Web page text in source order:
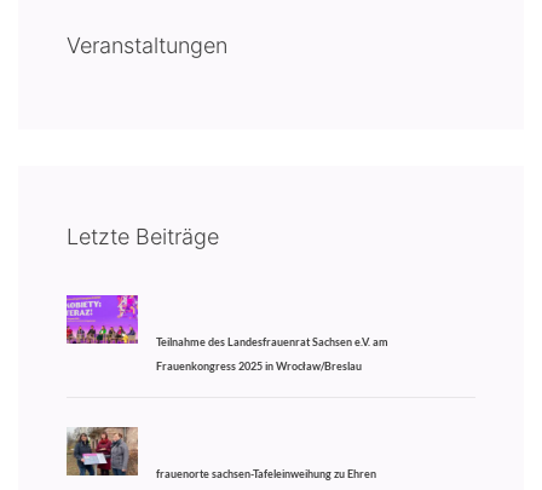
Veranstaltungen
Letzte Beiträge
Teilnahme des Landesfrauenrat Sachsen e.V. am
Frauenkongress 2025 in Wrocław/Breslau
frauenorte sachsen-Tafeleinweihung zu Ehren